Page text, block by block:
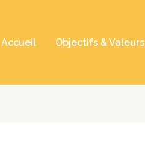
Accueil Objectifs & Valeurs